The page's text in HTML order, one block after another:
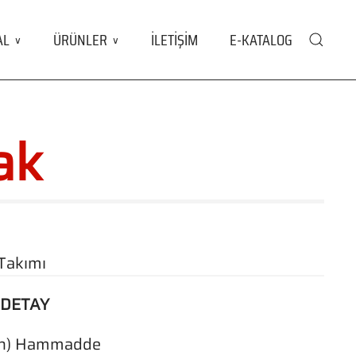
ÜRÜNLER İLETİŞİM E-KATALOG
Hammadde